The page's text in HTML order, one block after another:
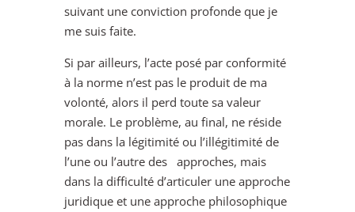
suivant une conviction profonde que je
me suis faite.
Si par ailleurs, l’acte posé par conformité
à la norme n’est pas le produit de ma
volonté, alors il perd toute sa valeur
morale. Le problème, au final, ne réside
pas dans la légitimité ou l’illégitimité de
l’une ou l’autre des approches, mais
dans la difficulté d’articuler une approche
juridique et une approche philosophique